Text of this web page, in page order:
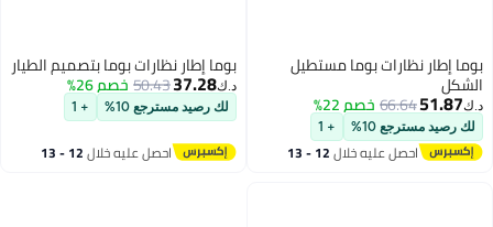
بوما إطار نظارات بوما مستطيل
الشكل
د.ك‏51.87
66.64خصم 22%
لك رصيد مسترجع 10% + 1
احصل عليه خلال 12 - 13
بوما إطار نظارات بوما بتصميم الطيار
د.ك‏37.28
50.43خصم 26%
لك رصيد مسترجع 10% + 1
احصل عليه خلال 12 - 13